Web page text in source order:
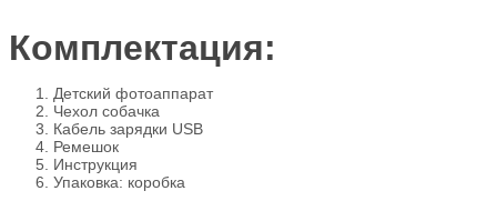
Комплектация:
Детский фотоаппарат
Чехол собачка
Кабель зарядки USB
Ремешок
Инструкция
Упаковка: коробка